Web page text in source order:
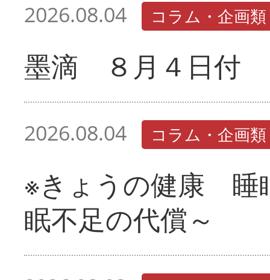
2026.08.04 コラム・企画類
墨滴 ８月４日付
2026.08.04 コラム・企画類
※きょうの健康 睡
眠不足の代償～